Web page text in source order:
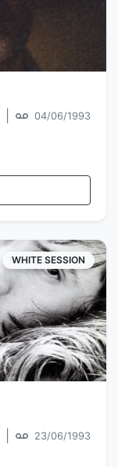
04/06/1993
WHITE SESSION
23/06/1993